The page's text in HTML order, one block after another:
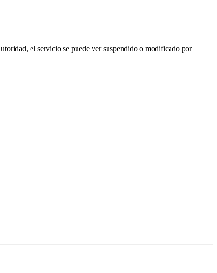
el servicio se puede ver suspendido o modificado por